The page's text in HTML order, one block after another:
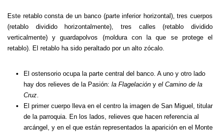
Este retablo consta de un banco (parte inferior horizontal), tres cuerpos
(retablo dividido horizontalmente), tres calles (retablo dividido
verticalmente) y guardapolvos (moldura con la que se protege el
retablo). El retablo ha sido peraltado por un alto zócalo.
El ostensorio ocupa la parte central del banco. A uno y otro lado
hay dos relieves de la Pasión: la Flagelacióny el Camino de la
Cruz.
El primer cuerpo lleva en el centro la imagen de San Miguel, titular
de la parroquia. En los lados, relieves que hacen referencia al
arcángel, y en el que están representados la aparición en el Monte